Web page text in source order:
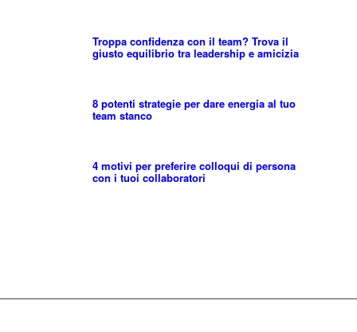
Troppa confidenza con il team? Trova il
giusto equilibrio tra leadership e amicizia
8 potenti strategie per dare energia al tuo
team stanco
4 motivi per preferire colloqui di persona
con i tuoi collaboratori